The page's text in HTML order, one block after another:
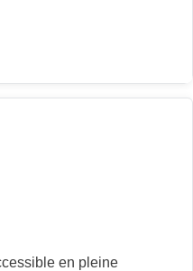
en pleine